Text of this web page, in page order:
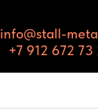
info@stall-
+7 912 672 73